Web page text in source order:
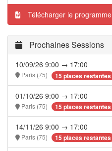
Télécharger le programme
Prochaines Sessions
10/09/26 9:00 → 17:00
Paris (75) 15 places restantes
01/10/26 9:00 → 17:00
Paris (75) 15 places restantes
14/11/26 9:00 → 17:00
Paris (75) 15 places restantes